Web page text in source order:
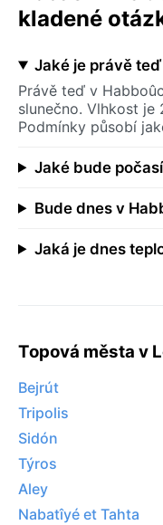
kladené
Jaké je právě
Právě teď v
slunečno. Vlhkost
Podmínky působí
Jaké bude
Bude dnes v
Jaká je dnes
Topová města v
Bejrút
Tripolis
Sidón
Týros
Aley
Nabatîyé et Tahta